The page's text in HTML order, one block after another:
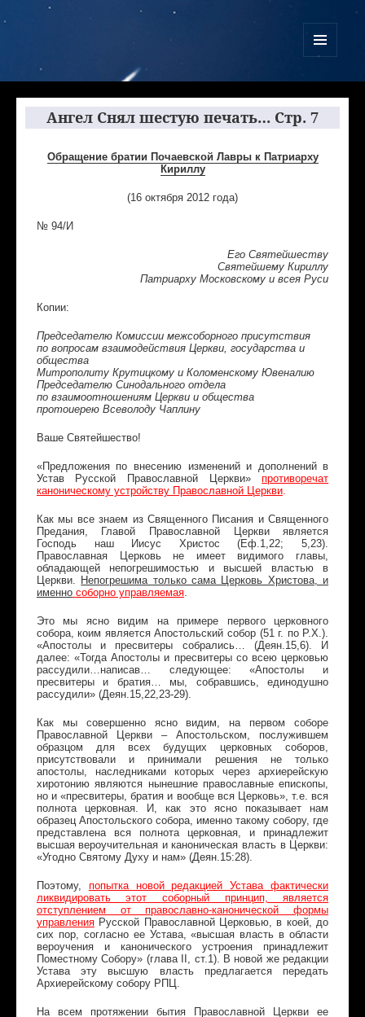
Ангел Снял шестую печать… Стр. 7
Обращение братии Почаевской Лавры к Патриарху
Кириллу
(16 октября 2012 года)
№ 94/И
Его Святейшеству
Святейшему Кириллу
Патриарху Московскому и всея Руси
Копии:
Председателю Комиссии межсоборного присутствия
по вопросам взаимодействия Церкви, государства и
общества
Митрополиту Крутицкому и Коломенскому Ювеналию
Председателю Синодального отдела
по взаимоотношениям Церкви и общества
протоиерею Всеволоду Чаплину
Ваше Святейшество!
«Предложения по внесению изменений и дополнений в
Устав Русской Православной Церкви»противоречат
каноническому устройству Православной Церкви.
Как мы все знаем из Священного Писания и Священного
Предания, Главой Православной Церкви является
Господь наш Иисус Христос (Еф.1,22; 5,23).
Православная Церковь не имеет видимого главы,
обладающей непогрешимостью и высшей властью в
Церкви.
Непогрешима только сама Церковь Христова, и
именнособорно управляемая.
Это мы ясно видим на примере первого церковного
собора, коим является Апостольский собор (51 г. по Р.Х.).
«Апостолы и пресвитеры собрались… (Деян.15,6). И
далее: «Тогда Апостолы и пресвитеры со всею церковью
рассудили…написав… следующее: «Апостолы и
пресвитеры и братия… мы, собравшись, единодушно
рассудили» (Деян.15,22,23-29).
Как мы совершенно ясно видим, на первом соборе
Православной Церкви – Апостольском, послужившем
образцом для всех будущих церковных соборов,
присутствовали и принимали решения не только
апостолы, наследниками которых через архиерейскую
хиротонию являются нынешние православные епископы,
но и «пресвитеры, братия и вообще вся Церковь», т.е. вся
полнота церковная. И, как это ясно показывает нам
образец Апостольского собора, именно такому собору, где
представлена вся полнота церковная, и принадлежит
высшая вероучительная и каноническая власть в Церкви:
«Угодно Святому Духу и нам» (Деян.15:28).
Поэтому, попытка новой редакцией Устава фактически
ликвидировать этот соборный принцип, является
отступлением от православно-канонической формы
управленияРусской Православной Церковью, в коей, до
сих пор, согласно ее Устава, «высшая власть в области
вероучения и канонического устроения принадлежит
Поместному Собору» (глава II, ст.1). В новой же редакции
Устава эту высшую власть предлагается передать
Архиерейскому собору РПЦ.
На всем протяжении бытия Православной Церкви ее